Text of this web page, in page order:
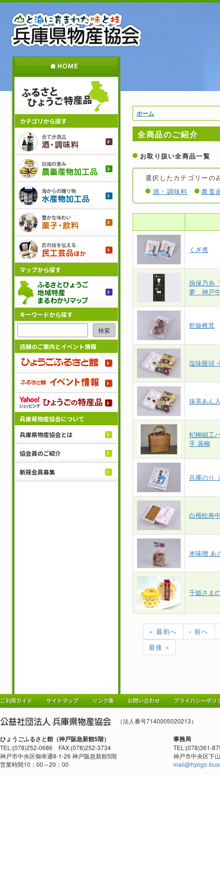
カテゴリから探す
水産物
民工
マップから探す
ふるさ
キーワードから探す
検索
店舗のご案内とイベント情報
ひょ
ふる
兵庫県物産協会について
兵庫県物産協会とは
協会員のご紹介
新規会員募集
現
在
地
ホーム
全商品のご紹介
お取り扱い全商品一覧
選択したカテゴリーの
酒・調味料
農畜
くぎ煮
揖保乃糸
夢 神戸
乾燥椎茸
塩味饅頭
抹茶あん
杞柳細工
手 蒸柳
兵庫のり
白檀松寿
米味噌 あ
千姫さま
« 最初へ
‹ 前へ
最後 »
ご利用ガイド サイトマップ リンク集 お問い合わせ プライバシーポリ
（法人番号7140005020213）
ひょうごふるさと館（神戸阪急新館5階）
TEL:(078)252-0686 FAX:(078)252-3734
神戸市中央区御幸通8-1-26 神戸阪急新館5階
営業時間10：00～20：00
事務局
TEL:(078)361-
神戸市中央区下
mail@hyogo-